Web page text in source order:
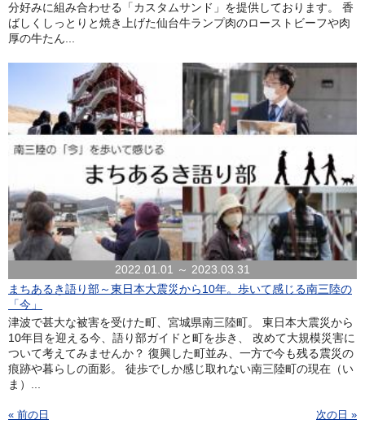
分好みに組み合わせる「カスタムサンド」を提供しております。 香
ばしくしっとりと焼き上げた仙台牛ランプ肉のローストビーフや肉
厚の牛たん...
2022.01.01 ～ 2023.03.31
まちあるき語り部～東日本大震災から10年。歩いて感じる南三陸の
「今」
津波で甚大な被害を受けた町、宮城県南三陸町。 東日本大震災から
10年目を迎える今、語り部ガイドと町を歩き、 改めて大規模災害に
ついて考えてみませんか？ 復興した町並み、一方で今も残る震災の
痕跡や暮らしの面影。 徒歩でしか感じ取れない南三陸町の現在（い
ま）...
« 前の日 次の日 »